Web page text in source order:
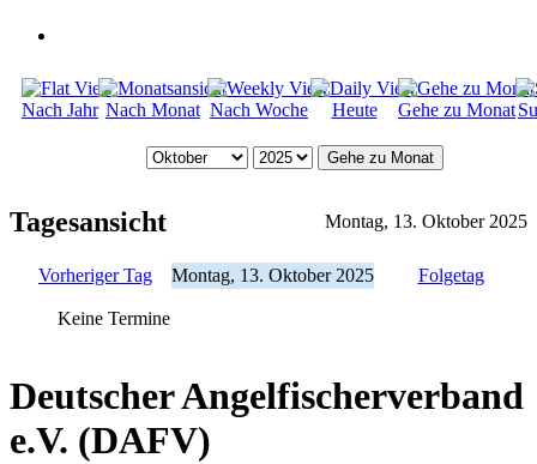
Nach Jahr Nach Monat Nach Woche Heute Gehe zu Monat
Gehe zu Monat
Tagesansicht Montag, 13. Oktober 2025
Vorheriger Tag Montag, 13. Oktober 2025 Folgetag
Keine Termine
Deutscher Angelfischerverband
e.V. (DAFV)